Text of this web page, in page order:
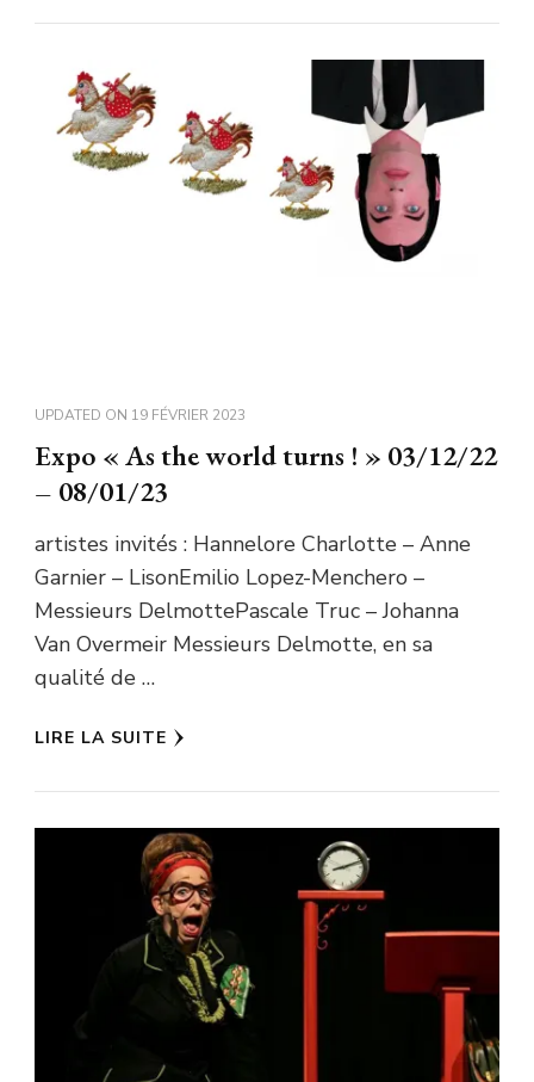
UPDATED ON 19 FÉVRIER 2023
Expo « As the world turns ! » 03/12/22
– 08/01/23
artistes invités : Hannelore Charlotte – Anne
Garnier – LisonEmilio Lopez-Menchero –
Messieurs DelmottePascale Truc – Johanna
Van Overmeir Messieurs Delmotte, en sa
qualité de …
LIRE LA SUITE